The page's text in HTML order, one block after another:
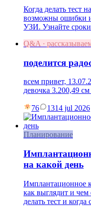
Когда делать тест
возможны ошибки
УЗИ. Узнайте
Q&A ·
поделится
всем привет,
девочка 3.200,49
76 1314 jul 2026
Планирование
на какой день
Имплантационное
как выглядит и чем
делать тест и